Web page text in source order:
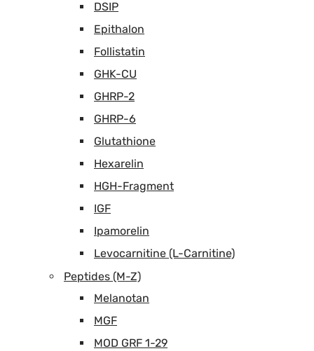
DSIP
Epithalon
Follistatin
GHK-CU
GHRP-2
GHRP-6
Glutathione
Hexarelin
HGH-Fragment
IGF
Ipamorelin
Levocarnitine (L-Carnitine)
Peptides (M-Z)
Melanotan
MGF
MOD GRF 1-29